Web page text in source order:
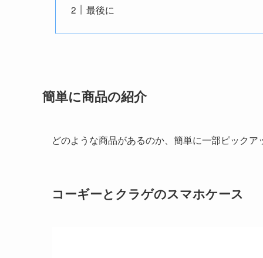
最後に
簡単に商品の紹介
どのような商品があるのか、簡単に一部ピックア
コーギーとクラゲのスマホケース